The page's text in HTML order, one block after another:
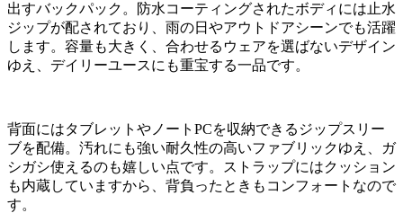
出すバックパック。防水コーティングされたボディには止水
ジップが配されており、雨の日やアウトドアシーンでも活躍
します。容量も大きく、合わせるウェアを選ばないデザイン
ゆえ、デイリーユースにも重宝する一品です。
背面にはタブレットやノートPCを収納できるジップスリー
ブを配備。汚れにも強い耐久性の高いファブリックゆえ、ガ
シガシ使えるのも嬉しい点です。ストラップにはクッション
も内蔵していますから、背負ったときもコンフォートなので
す。